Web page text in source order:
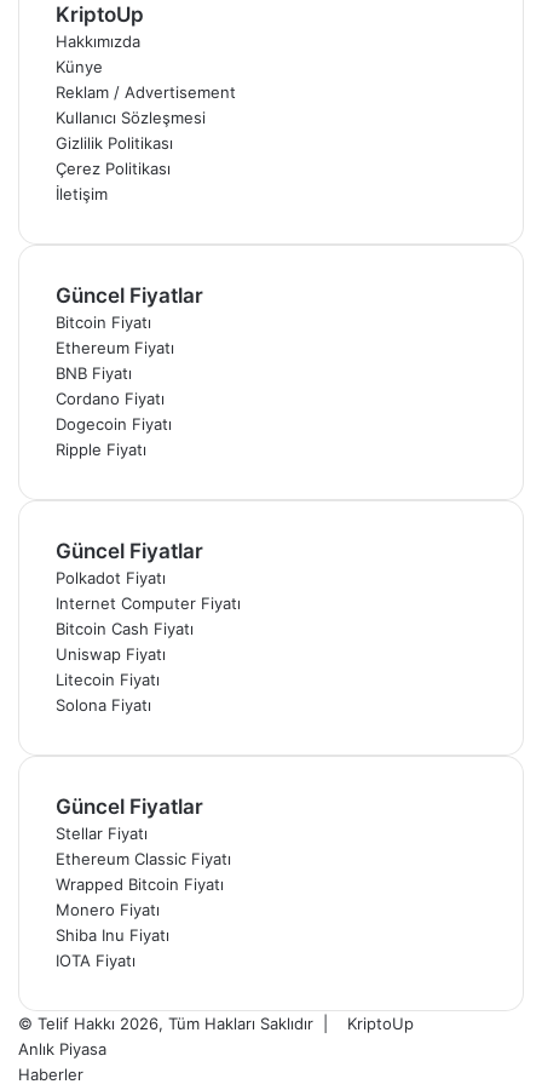
KriptoUp
Hakkımızda
Künye
Reklam / Advertisement
Kullanıcı Sözleşmesi
Gizlilik Politikası
Çerez Politikası
İletişim
Güncel Fiyatlar
Bitcoin Fiyatı
Ethereum Fiyatı
BNB Fiyatı
Cordano Fiyatı
Dogecoin Fiyatı
Ripple Fiyatı
Güncel Fiyatlar
Polkadot Fiyatı
Internet Computer Fiyatı
Bitcoin Cash Fiyatı
Uniswap Fiyatı
Litecoin Fiyatı
Solona Fiyatı
Güncel Fiyatlar
Stellar Fiyatı
Ethereum Classic Fiyatı
Wrapped Bitcoin Fiyatı
Monero Fiyatı
Shiba Inu Fiyatı
IOTA Fiyatı
© Telif Hakkı 2026, Tüm Hakları Saklıdır |
KriptoUp
Anlık Piyasa
Haberler